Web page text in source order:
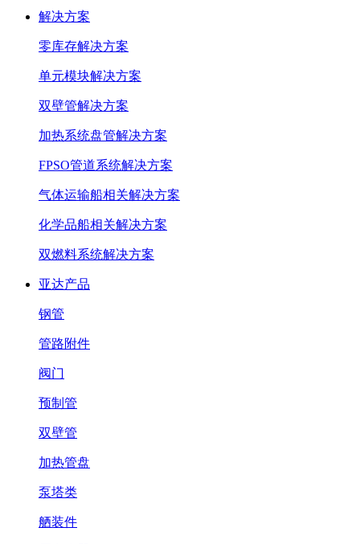
解决方案
零库存解决方案
单元模块解决方案
双壁管解决方案
加热系统盘管解决方案
FPSO管道系统解决方案
气体运输船相关解决方案
化学品船相关解决方案
双燃料系统解决方案
亚达产品
钢管
管路附件
阀门
预制管
双壁管
加热管盘
泵塔类
舾装件